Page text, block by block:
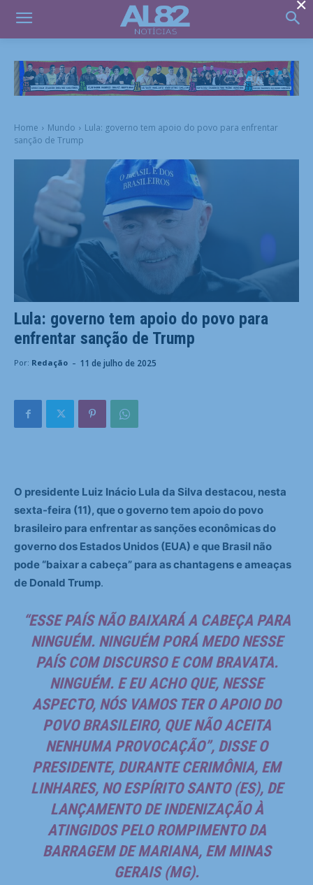
Home Mundo
Lula: governo tem apoio do povo para enfrentar
sanção de Trump
Lula: governo tem apoio do povo para
enfrentar sanção de Trump
Por: Redação - 11 de julho de 2025
O presidente Luiz Inácio Lula da Silva destacou, nesta
sexta-feira (11), que o governo tem apoio do povo
brasileiro para enfrentar as sanções econômicas do
governo dos Estados Unidos (EUA) e que Brasil não
pode “baixar a cabeça” para as chantagens e ameaças
de Donald Trump.
“ESSE PAÍS NÃO BAIXARÁ A CABEÇA PARA
NINGUÉM. NINGUÉM PORÁ MEDO NESSE
PAÍS COM DISCURSO E COM BRAVATA.
NINGUÉM. E EU ACHO QUE, NESSE
ASPECTO, NÓS VAMOS TER O APOIO DO
POVO BRASILEIRO, QUE NÃO ACEITA
NENHUMA PROVOCAÇÃO”, DISSE O
PRESIDENTE, DURANTE CERIMÔNIA, EM
LINHARES, NO ESPÍRITO SANTO (ES), DE
LANÇAMENTO DE INDENIZAÇÃO À
ATINGIDOS PELO ROMPIMENTO DA
BARRAGEM DE MARIANA, EM MINAS
GERAIS (MG).